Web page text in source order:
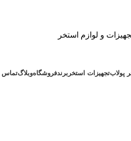
پولابتجهیزات استخر برندفروشگاهوبلاگتماس